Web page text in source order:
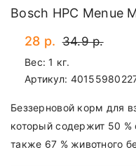
Bosch HPC Menue
28 р. 34.9 р.
Вес: 1 кг.
Артикул:
Беззерновой корм для
который содержит 50
также 67 % животного